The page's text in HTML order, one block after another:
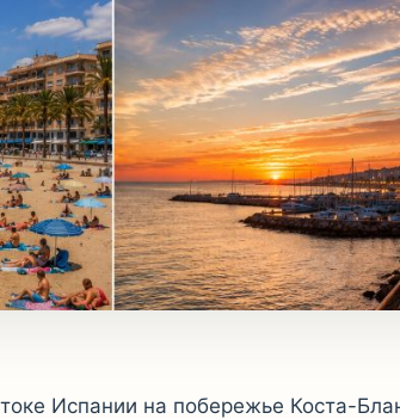
Испании на побережье Коста-